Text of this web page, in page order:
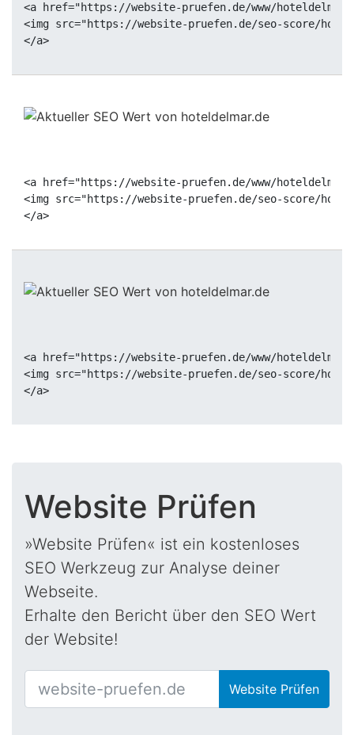
<a href="https://website-pruefen.de/www/
<img src="https://website-pruefen.de/seo-score/
<a href="https://website-pruefen.de/www/
<img src="https://website-pruefen.de/seo-score/
<a href="https://website-pruefen.de/www/
<img src="https://website-pruefen.de/seo-score/
Website Prüfen
»Website Prüfen« ist ein kostenloses
SEO Werkzeug zur Analyse deiner
Webseite.
Erhalte den Bericht über den SEO Wert
der Website!
Website Prüfen